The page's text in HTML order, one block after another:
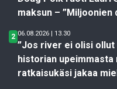
maksun – ”Miljoonien
2 06.08.2026 | 13.30
”Jos river ei olisi
historian upeimmasta
ratkaisukäsi jakaa